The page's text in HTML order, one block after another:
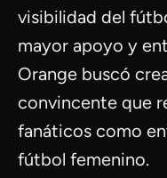
visibilidad del
mayor apoyo y
Orange buscó
convincente que
fanáticos como
fútbol femenino.